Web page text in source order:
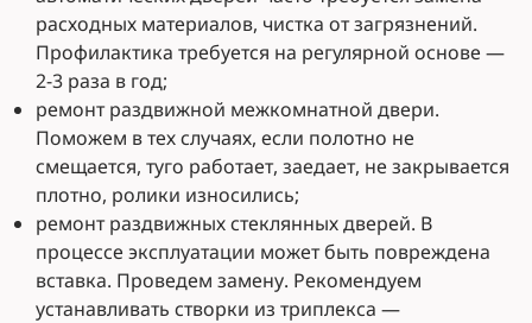
расходных материалов, чистка от загрязнений.
Профилактика требуется на регулярной основе —
2-3 раза в год;
ремонт раздвижной межкомнатной двери.
Поможем в тех случаях, если полотно не
смещается, туго работает, заедает, не закрывается
плотно, ролики износились;
ремонт раздвижных стеклянных дверей. В
процессе эксплуатации может быть повреждена
вставка. Проведем замену. Рекомендуем
устанавливать створки из триплекса —